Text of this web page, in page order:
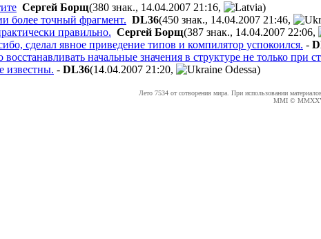
Сергей Борщ(380 знак., 14.04.2007 21:16,
)
более точный фрагмент. DL36(450 знак., 14.04.2007 21:46,
правильно. Сергей Борщ(387 знак., 14.04.2007 22:06,
сделал явное приведение типов и компилятор успокоился. -
начальные значения в структуре не только при
известны. - DL36(14.04.2007 21:20, )
Лето 7534 от сотворения мира. При использовании
MMI ©